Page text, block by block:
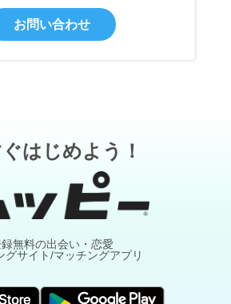
お問い合わせ
はじめよう！
無料の出会い・恋愛
グサイト/マッチングアプリ